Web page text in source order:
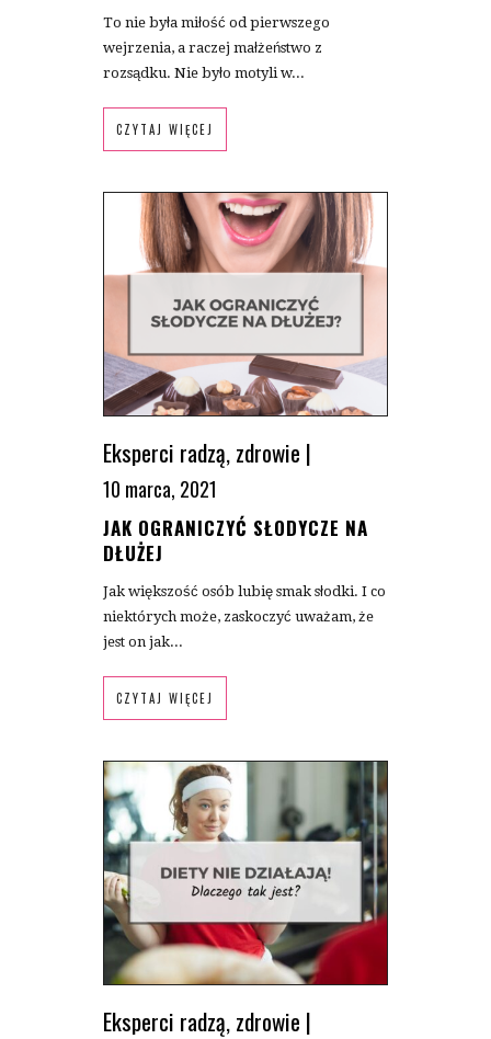
To nie była miłość od pierwszego
wejrzenia, a raczej małżeństwo z
rozsądku. Nie było motyli w...
CZYTAJ WIĘCEJ
Eksperci radzą,zdrowie |
10 marca, 2021
JAK OGRANICZYĆ SŁODYCZE NA
DŁUŻEJ
Jak większość osób lubię smak słodki. I co
niektórych może, zaskoczyć uważam, że
jest on jak...
CZYTAJ WIĘCEJ
Eksperci radzą,zdrowie |